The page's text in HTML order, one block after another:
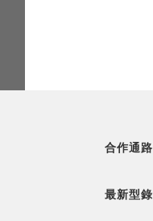
合作通路
最新型錄